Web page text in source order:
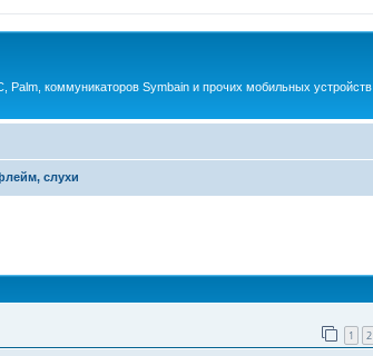
Palm, коммуникаторов Symbain и прочих мобильных устройств
слухи
1 2